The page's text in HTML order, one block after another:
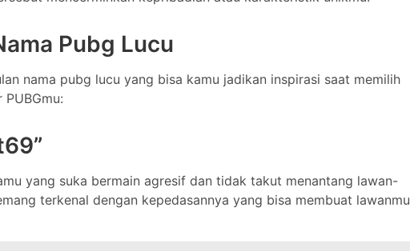
Pubg Lucu
nama pubg lucu yang bisa kamu jadikan inspirasi saat memilih
yang suka bermain agresif dan tidak takut menantang lawan-
terkenal dengan kepedasannya yang bisa membuat lawanmu